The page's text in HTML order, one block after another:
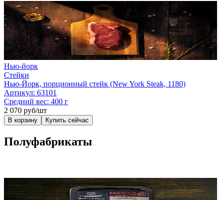
Нью-йорк
Стейки
Нью-Йорк, порционный стейк (New York Steak, 1180)
Артикул: 63101
Средний вес: 400 г
2 070 руб/шт
В корзину Купить сейчас
Полуфабрикаты